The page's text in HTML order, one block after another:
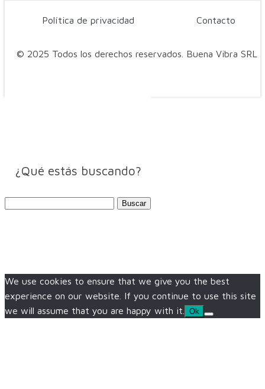
© 2025 Todos los derechos reservados. Buena Vibra SRL
Política de privacidad Contacto
¿Qué estás buscando?
We use cookies to ensure that we give you the best
experience on our website. If you continue to use this site
we will assume that you are happy with it.
Ok